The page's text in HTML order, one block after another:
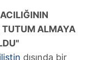
TUTUM ALMAYA
dışında bir